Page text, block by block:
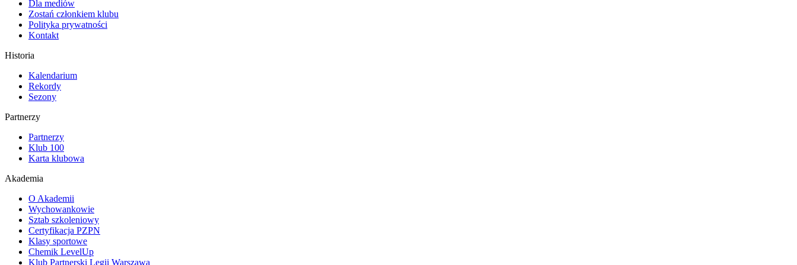
Dla mediów
Zostań członkiem klubu
Polityka prywatności
Kontakt
Historia
Kalendarium
Rekordy
Sezony
Partnerzy
Partnerzy
Klub 100
Karta klubowa
Akademia
O Akademii
Wychowankowie
Sztab szkoleniowy
Certyfikacja PZPN
Klasy sportowe
Chemik LevelUp
Klub Partnerski Legii Warszawa